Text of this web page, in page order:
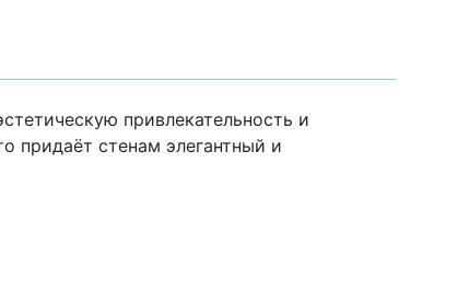
привлекательность и
придаёт стенам элегантный и